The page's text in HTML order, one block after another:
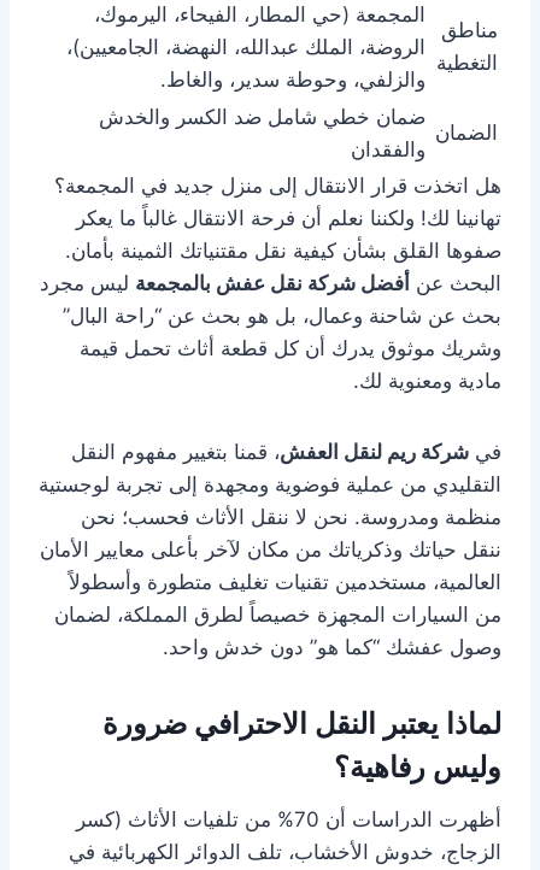
مناطق
التغطية
المجمعة (حي المطار، الفيحاء، اليرموك،
الروضة، الملك عبدالله، النهضة، الجامعيين)،
والزلفي، وحوطة سدير، والغاط.
الضمان
ضمان خطي شامل ضد الكسر والخدش
والفقدان
هل اتخذت قرار الانتقال إلى منزل جديد في المجمعة؟
تهانينا لك! ولكننا نعلم أن فرحة الانتقال غالباً ما يعكر
صفوها القلق بشأن كيفية نقل مقتنياتك الثمينة بأمان.
البحث عن أفضل شركة نقل عفش بالمجمعة ليس مجرد
بحث عن شاحنة وعمال، بل هو بحث عن “راحة البال”
وشريك موثوق يدرك أن كل قطعة أثاث تحمل قيمة
مادية ومعنوية لك.
في شركة ريم لنقل العفش، قمنا بتغيير مفهوم النقل
التقليدي من عملية فوضوية ومجهدة إلى تجربة لوجستية
منظمة ومدروسة. نحن لا ننقل الأثاث فحسب؛ نحن
ننقل حياتك وذكرياتك من مكان لآخر بأعلى معايير الأمان
العالمية، مستخدمين تقنيات تغليف متطورة وأسطولاً
من السيارات المجهزة خصيصاً لطرق المملكة، لضمان
وصول عفشك “كما هو” دون خدش واحد.
لماذا يعتبر النقل الاحترافي ضرورة
وليس رفاهية؟
أظهرت الدراسات أن 70% من تلفيات الأثاث (كسر
الزجاج، خدوش الأخشاب، تلف الدوائر الكهربائية في